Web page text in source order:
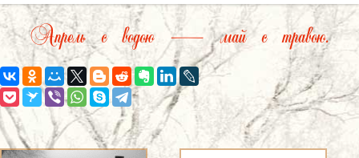
Апрель с водою — май с травою.